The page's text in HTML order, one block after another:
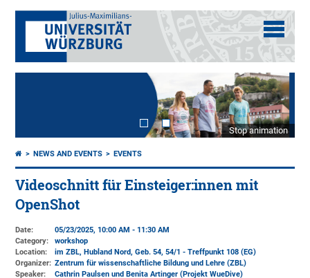
Stop animation
NEWS AND EVENTS EVENTS
Videoschnitt für Einsteiger:innen mit
OpenShot
Date:
05/23/2025, 10:00 AM - 11:30 AM
Category:
workshop
Location:
im ZBL, Hubland Nord, Geb. 54, 54/1 - Treffpunkt 108 (EG)
Organizer: Zentrum für wissenschaftliche Bildung und Lehre (ZBL)
Speaker:
Cathrin Paulsen und Benita Artinger (Projekt WueDive)